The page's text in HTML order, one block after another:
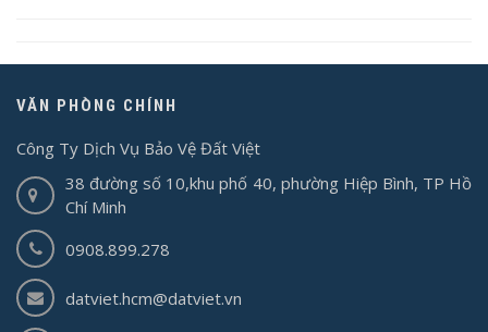
VĂN PHÒNG CHÍNH
Công Ty Dịch Vụ Bảo Vệ Đất Việt
38 đường số 10,khu phố 40, phường Hiệp Bình, TP Hồ
Chí Minh
0908.899.278
datviet.hcm@datviet.vn